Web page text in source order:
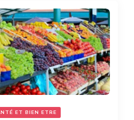
ET BIEN ETRE